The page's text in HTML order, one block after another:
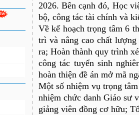
2026. Bên cạnh đó, Học
bộ, công tác tài chính và
Về kế hoạch trọng tâm 6
trì và nâng cao chất
ra; Hoàn thành quy trình
công tác tuyển sinh
hoàn thiện đề án mở mã
Một số nhiệm vụ trọng
nhiệm chức danh Giáo sư
giảng viên đồng cơ hữu;